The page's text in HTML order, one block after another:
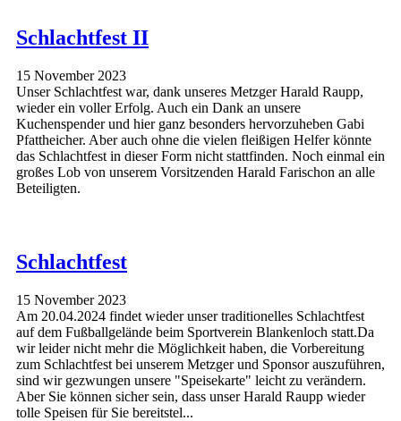
Schlachtfest II
15 November 2023
Unser Schlachtfest war, dank unseres Metzger Harald Raupp,
wieder ein voller Erfolg. Auch ein Dank an unsere
Kuchenspender und hier ganz besonders hervorzuheben Gabi
Pfattheicher. Aber auch ohne die vielen fleißigen Helfer könnte
das Schlachtfest in dieser Form nicht stattfinden. Noch einmal ein
großes Lob von unserem Vorsitzenden Harald Farischon an alle
Beteiligten.
Schlachtfest
15 November 2023
Am 20.04.2024 findet wieder unser traditionelles Schlachtfest
auf dem Fußballgelände beim Sportverein Blankenloch statt.Da
wir leider nicht mehr die Möglichkeit haben, die Vorbereitung
zum Schlachtfest bei unserem Metzger und Sponsor auszuführen,
sind wir gezwungen unsere "Speisekarte" leicht zu verändern.
Aber Sie können sicher sein, dass unser Harald Raupp wieder
tolle Speisen für Sie bereitstel...